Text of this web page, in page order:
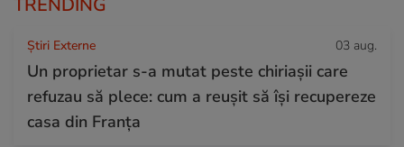
TRENDING
Știri Externe 03 aug.
Un proprietar s-a mutat peste chiriașii care
refuzau să plece: cum a reușit să își recupereze
casa din Franța